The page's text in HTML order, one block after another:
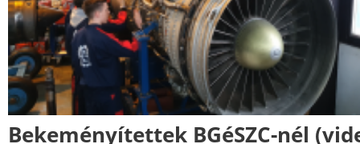
Bekeményítettek BGéSZC-nél